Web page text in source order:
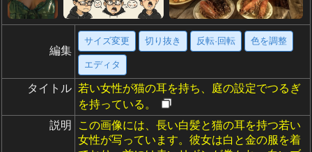
編集
サイズ変更 切り抜き 反転·回転 色を調整
エディタ
タイトル 若い女性が猫の耳を持ち、庭の設定でつるぎ
を持っている。
説明
この画像には、長い白髪と猫の耳を持つ若い
女性が写っています。彼女は白と金の服を着